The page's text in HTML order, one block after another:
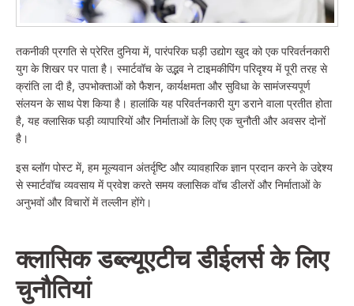
तकनीकी प्रगति से प्रेरित दुनिया में, पारंपरिक घड़ी उद्योग खुद को एक परिवर्तनकारी
युग के शिखर पर पाता है। स्मार्टवॉच के उद्भव ने टाइमकीपिंग परिदृश्य में पूरी तरह से
क्रांति ला दी है, उपभोक्ताओं को फैशन, कार्यक्षमता और सुविधा के सामंजस्यपूर्ण
संलयन के साथ पेश किया है। हालांकि यह परिवर्तनकारी युग डराने वाला प्रतीत होता
है, यह क्लासिक घड़ी व्यापारियों और निर्माताओं के लिए एक चुनौती और अवसर दोनों
है।
इस ब्लॉग पोस्ट में, हम मूल्यवान अंतर्दृष्टि और व्यावहारिक ज्ञान प्रदान करने के उद्देश्य
से स्मार्टवॉच व्यवसाय में प्रवेश करते समय क्लासिक वॉच डीलरों और निर्माताओं के
अनुभवों और विचारों में तल्लीन होंगे।
क्लासिक डब्ल्यूएटीचडीईलर्स के लिए
चुनौतियां